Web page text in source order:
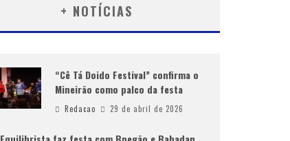
+ NOTÍCIAS
“Cê Tá Doido Festival” confirma o
Mineirão como palco da festa
Redacao 29 de abril de 2026